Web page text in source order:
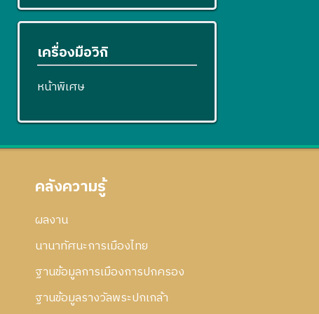
เครื่องมือวิกิ
หน้าพิเศษ
คลังความรู้
ผลงาน
นานาทัศนะการเมืองไทย
ฐานข้อมูลการเมืองการปกครอง
ฐานข้อมูลรางวัลพระปกเกล้า